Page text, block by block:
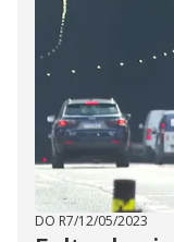
DO R7/12/05/2023